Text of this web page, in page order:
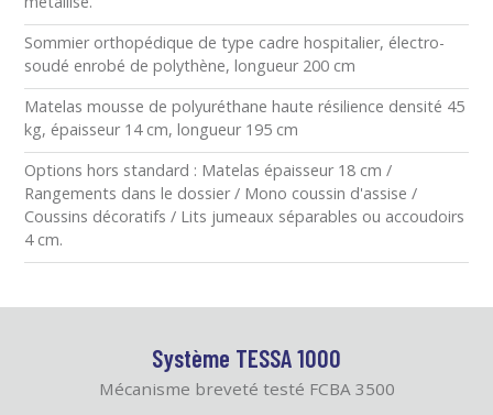
Sommier orthopédique de type cadre hospitalier, électro-
soudé enrobé de polythène, longueur 200 cm
Matelas mousse de polyuréthane haute résilience densité 45
kg, épaisseur 14 cm, longueur 195 cm
Options hors standard : Matelas épaisseur 18 cm /
Rangements dans le dossier / Mono coussin d'assise /
Coussins décoratifs / Lits jumeaux séparables ou accoudoirs
4 cm.
Système TESSA 1000
Mécanisme breveté testé FCBA 3500